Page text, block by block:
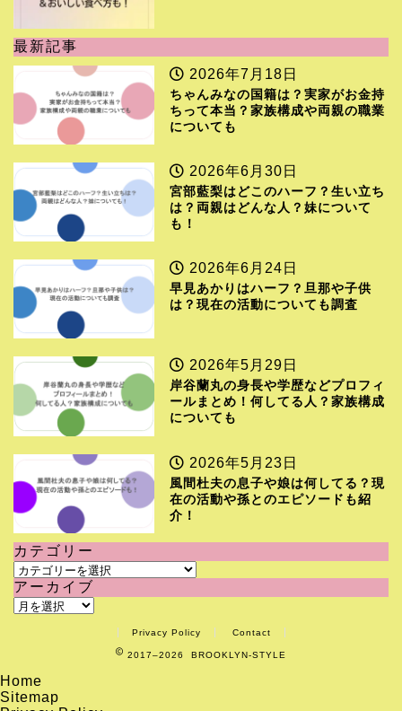
最新記事
2026年7月18日
ちゃんみなの国籍は？実家がお金持
ちって本当？家族構成や両親の職業
についても
2026年6月30日
宮部藍梨はどこのハーフ？生い立ち
は？両親はどんな人？妹について
も！
2026年6月24日
早見あかりはハーフ？旦那や子供
は？現在の活動についても調査
2026年5月29日
岸谷蘭丸の身長や学歴などプロフィ
ールまとめ！何してる人？家族構成
についても
2026年5月23日
風間杜夫の息子や娘は何してる？現
在の活動や孫とのエピソードも紹
介！
カテゴリー
カ
テ
ゴ
アーカイブ
ア
ブ
Privacy Policy Contact
2017–2026 BROOKLYN-STYLE
Home
Sitemap